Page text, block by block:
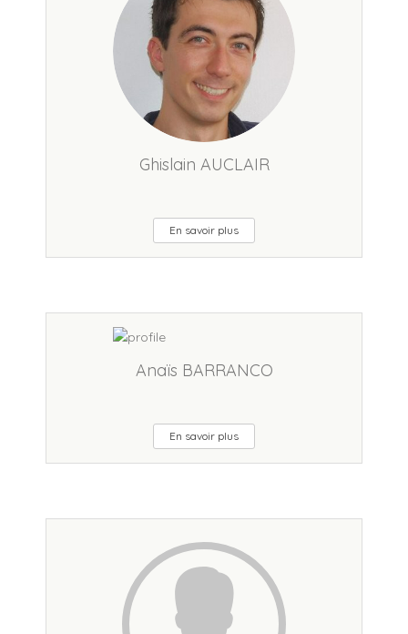
Ghislain AUCLAIR
En savoir plus
Anaïs BARRANCO
En savoir plus